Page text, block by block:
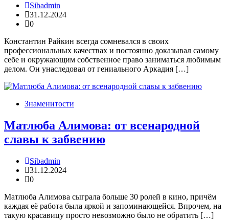
Sibadmin
31.12.2024
0
Константин Райкин всегда сомневался в своих
профессиональных качествах и постоянно доказывал самому
себе и окружающим собственное право заниматься любимым
делом. Он унаследовал от гениального Аркадия […]
Знаменитости
Матлюба Алимова: от всенародной
славы к забвению
Sibadmin
31.12.2024
0
Матлюба Алимова сыграла больше 30 ролей в кино, причём
каждая её работа была яркой и запоминающейся. Впрочем, на
такую красавицу просто невозможно было не обратить […]